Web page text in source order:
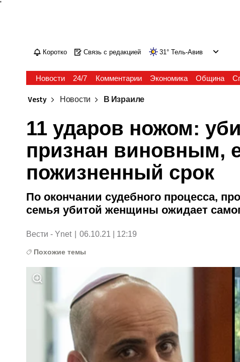
'
Коротко Связь с редакцией 31° Тель-Авив
Новости 24/7 Комментарии Экономика Община
Vesty Новости В Израиле
11 ударов ножом:
признан виновным,
пожизненный срок
По окончании судебного процесса,
семья убитой женщины ожидает
Вести - Ynet 06.10.21 | 12:19
Похожие темы